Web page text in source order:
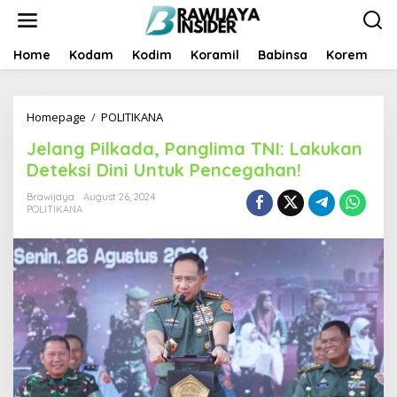
t
Home Kodam Kodim Koramil Babinsa Korem
Homepage / POLITIKANA
a
n
l
k
a
d
a
,
P
a
n
g
Jelang Pilkada, Panglima TNI: Lakukan
Deteksi Dini Untuk Pencegahan!
Brawijaya
August 26, 2024
POLITIKANA